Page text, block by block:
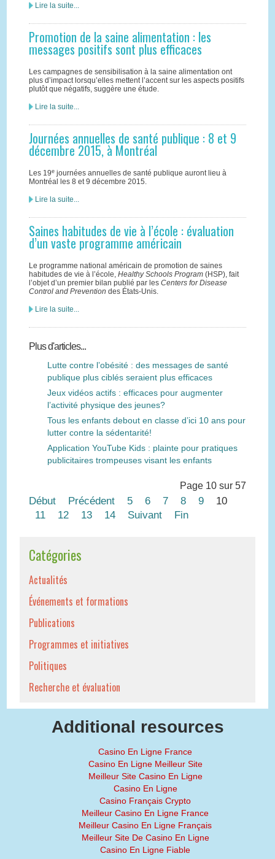
Lire la suite...
Promotion de la saine alimentation : les
messages positifs sont plus efficaces
Les campagnes de sensibilisation à la saine alimentation ont
plus d’impact lorsqu’elles mettent l’accent sur les aspects positifs
plutôt que négatifs, suggère une étude.
Lire la suite...
Journées annuelles de santé publique : 8 et 9
décembre 2015, à Montréal
Les 19ejournées annuelles de santé publique auront lieu à
Montréal les 8 et 9 décembre 2015.
Lire la suite...
Saines habitudes de vie à l’école : évaluation
d’un vaste programme américain
Le programme national américain de promotion de saines
habitudes de vie à l’école, Healthy Schools Program(HSP), fait
l’objet d’un premier bilan publié par les Centers for Disease
Control and Prevention des États-Unis.
Lire la suite...
Plus d'articles...
Lutte contre l’obésité : des messages de santé
publique plus ciblés seraient plus efficaces
Jeux vidéos actifs : efficaces pour augmenter
l’activité physique des jeunes?
Tous les enfants debout en classe d’ici 10 ans pour
lutter contre la sédentarité!
Application YouTube Kids : plainte pour pratiques
publicitaires trompeuses visant les enfants
Page 10 sur 57
Début Précédent 5 6 7 8 9
10
11
12 13 14 Suivant Fin
Catégories
Actualités
Événements et formations
Publications
Programmes et initiatives
Politiques
Recherche et évaluation
Additional resources
Casino En Ligne France
Casino En Ligne Meilleur Site
Meilleur Site Casino En Ligne
Casino En Ligne
Casino Français Crypto
Meilleur Casino En Ligne France
Meilleur Casino En Ligne Français
Meilleur Site De Casino En Ligne
Casino En Ligne Fiable